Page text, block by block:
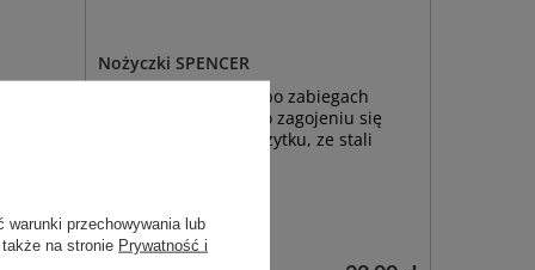
Nożyczki SPENCER
do usuwania szwów po zabiegach
chirurgicznych lub po zagojeniu się
ran. Wielokrotnego użytku, ze stali
9 cm 13 cm
warunki przechowywania lub
na stronie Prywatność i